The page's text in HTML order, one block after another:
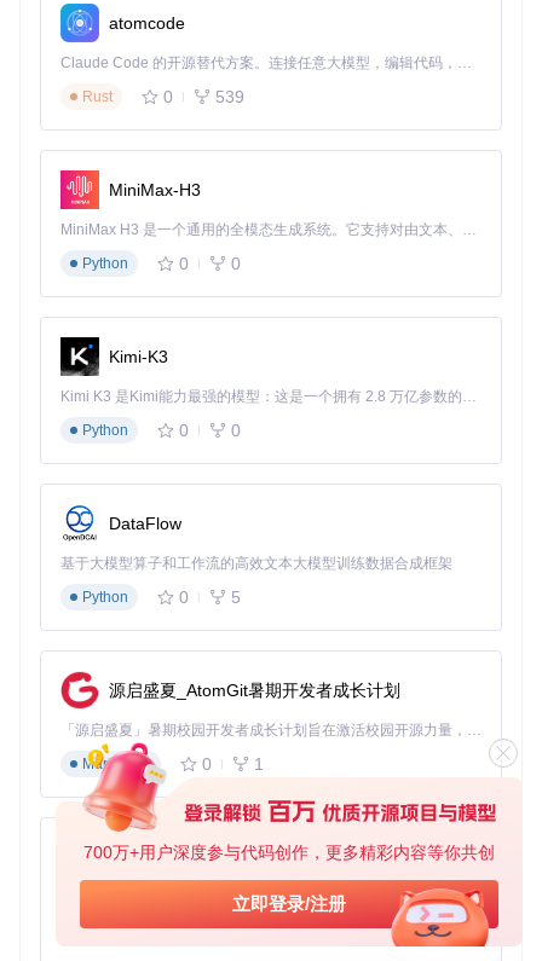
700万+用户深度参与代码创作，更多精彩内容等你共创
立即登录/注册
卸载官方软件⚠️ 注意：完全卸载官方控制中心及其相关服
务，建议使用专用卸载工具确保清理干净
获取开源工具打开终端，执行以下命令克隆项目仓库：
完成基础配置
成基础设置，重启电脑后GHelper将自动启动
GHelper高级设置界面，可精细调节风扇曲线、电源限制等高
级参数，实现性能精准控制
核心功能解析：五大模块打造高效硬件控制
GHelper围绕性能优化核心需求，提供五大关键功能模块：
1. 智能性能模式切换
rbo 三种预设模式，可根据使用场景一键切换。通过智能算法
动态调整CPU和GPU性能参数，在性能与功耗间取得最佳平
衡。
2. 自定义风扇曲线调节
稳定，也能选择安静模式减少噪音干扰。
3. 电源管理优化
适用场景：电池续航延长/电源使用效率提升 提供电池充电限
制功能，可设置充电阈值保护电池健康；智能识别电源状态，
自动调整性能策略以平衡续航与性能。
4. 显示参数控制
适用场景
：外接显示器/色彩校准/刷新率调整 支持屏幕刷新率
切换、色彩配置文件管理等显示相关设置，满足不同场景下的
视觉需求和功耗控制。
atomcode
Claude Code 的开源替代方案。连接任意大模型，编辑代码，运行命令，自动验证 — 全自动执行。用 Rust 构建，极致性能。 ｜ An open-source alternative to Claude Code. Connect any LLM, edit code, run commands, and verify changes — autonomously. Built in Rust for speed. Get Started
Rust
0 539
MiniMax-H3
MiniMax H3 是一个通用的全模态生成系统。它支持对由文本、图像、视频和音频组成的多模态上下文进行统一理解，并能生成分辨率高达 2K、时长可达 15 秒的带原生立体声音频的视频。得益于面向任务泛化的系统设计，H3 在预训练阶段就已具备广泛的多模态上下文理解与生成能力，能够出色地执行复杂的多模态指令。
Python
0 0
Kimi-K3
Kimi K3 是Kimi能力最强的模型：这是一个拥有 2.8 万亿参数的混合专家（MoE）模型，具备原生视觉理解能力，并支持 100 万 token 的上下文窗口。
Python
0 0
DataFlow
基于大模型算子和工作流的高效文本大模型训练数据合成框架
Python
0 5
源启盛夏_AtomGit暑期开发者成长计划
「源启盛夏」暑期校园开发者成长计划旨在激活校园开源力量，通过积分激励、认证扶持、资源倾斜等形式，引导高校组织和开发者完成「入驻 — 建项目 — 做贡献 — 获认证 — 得资源」的完整闭环。无论你是想带领社团入驻平台的组织者，还是希望用代码贡献证明自己的开发者，都能在这里找到属于你的成长路径。
Markdown
0 1
py-xiaozhi
基于Python的Xiaozhi AI，适用于想要完整Xiaozhi体验而无需拥有专用硬件的用户。
Python
0 1